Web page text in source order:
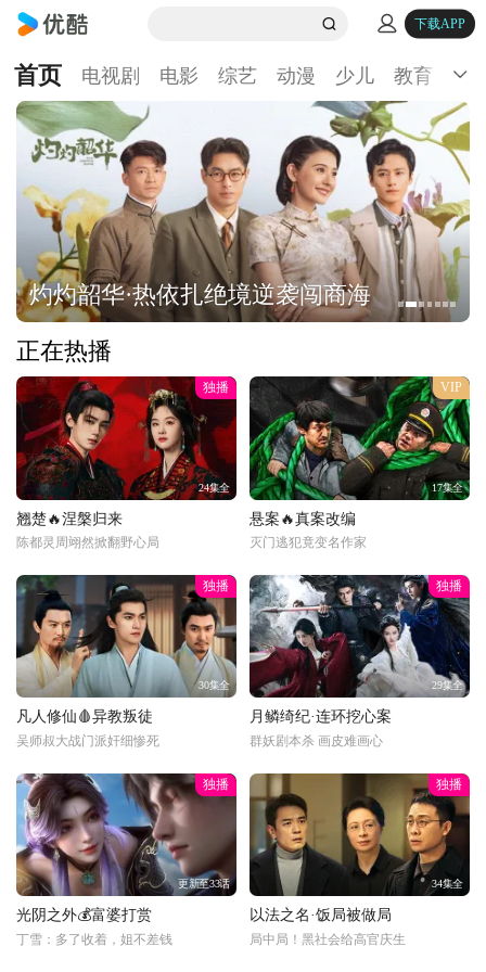
下载APP
首页 电视剧 电影 综艺 动漫 少儿 教育 生
灼灼韶华·热依扎绝境逆袭闯商海
正在热播
独播
24集全
翘楚🔥涅槃归来
陈都灵周翊然掀翻野心局
VIP
17集全
悬案🔥真案改编
灭门逃犯竟变名作家
独播
30集全
凡人修仙🩸异教叛徒
吴师叔大战门派奸细惨死
独播
29集全
月鳞绮纪·连环挖心案
群妖剧本杀 画皮难画心
独播
更新至33话
光阴之外💰富婆打赏
丁雪：多了收着，姐不差钱
独播
34集全
以法之名·饭局被做局
局中局！黑社会给高官庆生